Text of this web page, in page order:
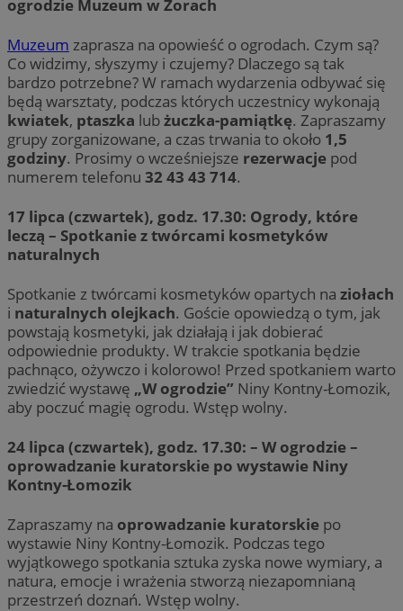
ogrodzie Muzeum w Żorach
Muzeum zaprasza na opowieść o ogrodach. Czym są?
Co widzimy, słyszymy i czujemy? Dlaczego są tak
bardzo potrzebne? W ramach wydarzenia odbywać się
będą warsztaty, podczas których uczestnicy wykonają
kwiatek, ptaszka lubżuczka-pamiątkę. Zapraszamy
grupy zorganizowane, a czas trwania to około 1,5
godziny. Prosimy o wcześniejsze rezerwacje pod
numerem telefonu 32 43 43 714.
17 lipca (czwartek), godz. 17.30: Ogrody, które
leczą – Spotkanie z twórcami kosmetyków
naturalnych
Spotkanie z twórcami kosmetyków opartych na ziołach
i naturalnych olejkach. Goście opowiedzą o tym, jak
powstają kosmetyki, jak działają i jak dobierać
odpowiednie produkty. W trakcie spotkania będzie
pachnąco, ożywczo i kolorowo! Przed spotkaniem warto
zwiedzić wystawę „W ogrodzie” Niny Kontny-Łomozik,
aby poczuć magię ogrodu. Wstęp wolny.
24 lipca (czwartek), godz. 17.30: – W ogrodzie –
oprowadzanie kuratorskie po wystawie Niny
Kontny-Łomozik
Zapraszamy na oprowadzanie kuratorskie po
wystawie Niny Kontny-Łomozik. Podczas tego
wyjątkowego spotkania sztuka zyska nowe wymiary, a
natura, emocje i wrażenia stworzą niezapomnianą
przestrzeń doznań. Wstęp wolny.